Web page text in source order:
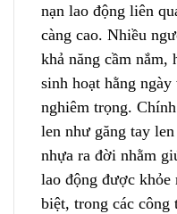
nạn lao động liên
càng cao. Nhiều
khả năng cầm nắm,
sinh hoạt hằng
nghiêm trọng.
len như găng tay
nhựa ra đời nhằm
lao động được khỏe
biệt, trong các công